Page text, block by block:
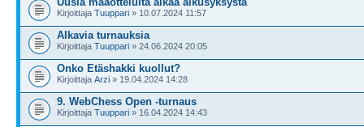
Kirjoittaja Tuuppari » 10.07.2024 11:57
Alkavia turnauksia
Kirjoittaja Tuuppari » 24.06.2024 20:05
Onko Etäshakki kuollut?
Kirjoittaja Arzi » 19.04.2024 14:28
9. WebChess Open -turnaus
Kirjoittaja Tuuppari » 16.04.2024 14:43